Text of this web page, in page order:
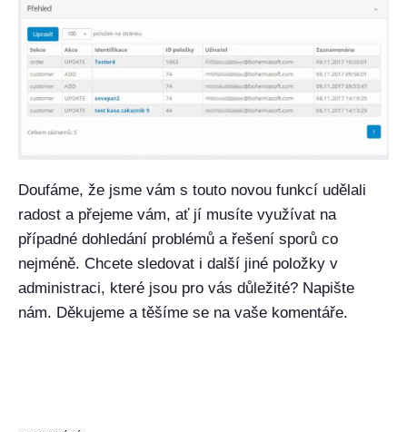
Doufáme, že jsme vám s touto novou funkcí udělali
radost a přejeme vám, ať jí musíte využívat na
případné dohledání problémů a řešení sporů co
nejméně. Chcete sledovat i další jiné položky v
administraci, které jsou pro vás důležité? Napište
nám. Děkujeme a těšíme se na vaše komentáře.